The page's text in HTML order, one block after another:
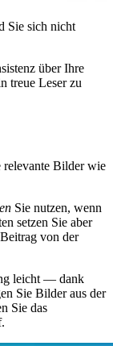
Sie sich nicht
über Ihre
treue Leser zu
relevante Bilder wie
Sie nutzen, wenn
setzen Sie aber
von der
leicht — dank
Sie Bilder aus der
Sie das